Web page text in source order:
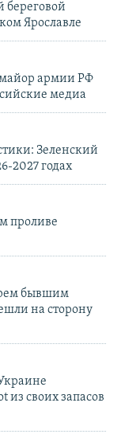
береговой
Ярославле
армии РФ
медиа
Зеленский
2027 годах
проливе
бывшим
на сторону
из своих запасов